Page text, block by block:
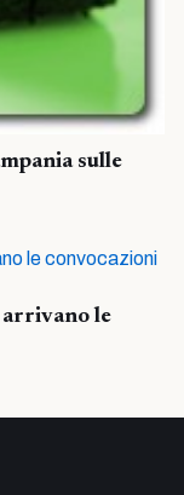
sulle
le